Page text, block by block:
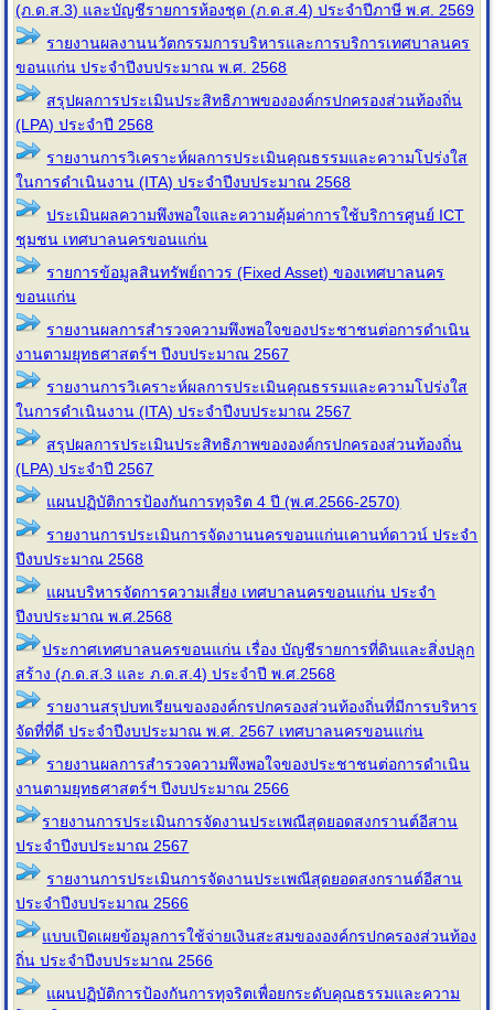
(ภ.ด.ส.3) และบัญชีรายการห้องชุด (ภ.ด.ส.4) ประจำปีภาษี พ.ศ. 2569
รายงานผลงานนวัตกรรมการบริหารและการบริการเทศบาลนคร
ขอนแก่น ประจำปีงบประมาณ พ.ศ. 2568
สรุปผลการประเมินประสิทธิภาพขององค์กรปกครองส่วนท้องถิ่น
(LPA) ประจำปี 2568
รายงานการวิเคราะห์ผลการประเมินคุณธรรมและความโปร่งใส
ในการดำเนินงาน (ITA) ประจำปีงบประมาณ 2568
ประเมินผลความพึงพอใจและความคุ้มค่าการใช้บริการศูนย์ ICT
ชุมชน เทศบาลนครขอนแก่น
รายการข้อมูลสินทรัพย์ถาวร (Fixed Asset) ของเทศบาลนคร
ขอนแก่น
รายงานผลการสำรวจความพึงพอใจของประชาชนต่อการดำเนิน
งานตามยุทธศาสตร์ฯ ปีงบประมาณ 2567
รายงานการวิเคราะห์ผลการประเมินคุณธรรมและความโปร่งใส
ในการดำเนินงาน (ITA) ประจำปีงบประมาณ 2567
สรุปผลการประเมินประสิทธิภาพขององค์กรปกครองส่วนท้องถิ่น
(LPA) ประจำปี 2567
แผนปฏิบัติการป้องกันการทุจริต 4 ปี (พ.ศ.2566-2570)
รายงานการประเมินการจัดงานนครขอนแก่นเคานท์ดาวน์ ประจำ
ปีงบประมาณ 2568
แผนบริหารจัดการความเสี่ยง เทศบาลนครขอนแก่น ประจํา
ปีงบประมาณ พ.ศ.2568
ประกาศเทศบาลนครขอนแก่น เรื่อง บัญชีรายการที่ดินและสิ่งปลูก
สร้าง (ภ.ด.ส.3 และ ภ.ด.ส.4) ประจำปี พ.ศ.2568
รายงานสรุปบทเรียนขององค์กรปกครองส่วนท้องถิ่นที่มีการบริหาร
จัดที่ที่ดี ประจำปีงบประมาณ พ.ศ. 2567 เทศบาลนครขอนแก่น
รายงานผลการสำรวจความพึงพอใจของประชาชนต่อการดำเนิน
งานตามยุทธศาสตร์ฯ ปีงบประมาณ 2566
รายงานการประเมินการจัดงานประเพณีสุดยอดสงกรานต์อีสาน
ประจำปีงบประมาณ 2567
รายงานการประเมินการจัดงานประเพณีสุดยอดสงกรานต์อีสาน
ประจำปีงบประมาณ 2566
แบบเปิดเผยข้อมูลการใช้จ่ายเงินสะสมขององค์กรปกครองส่วนท้อง
ถิ่น ประจำปีงบประมาณ 2566
แผนปฏิบัติการป้องกันการทุจริตเพื่อยกระดับคุณธรรมและความ